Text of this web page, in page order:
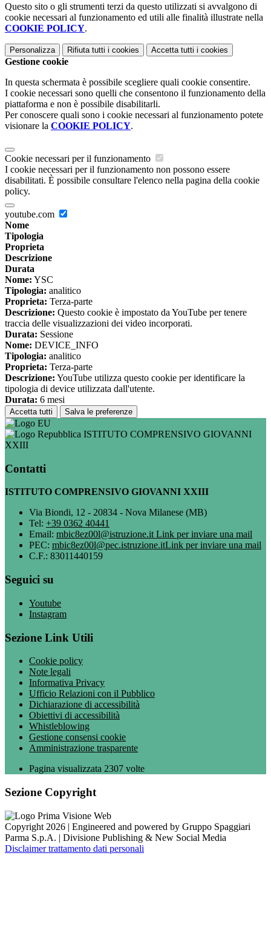
Questo sito o gli strumenti terzi da questo utilizzati si avvalgono di
cookie necessari al funzionamento ed utili alle finalità illustrate nella
COOKIE POLICY.
Personalizza Rifiuta tutti i cookies Accetta tutti i cookies
Gestione cookie
In questa schermata è possibile scegliere quali cookie consentire.
I cookie necessari sono quelli che consentono il funzionamento della
piattaforma e non è possibile disabilitarli.
Per conoscere quali sono i cookie necessari al funzionamento potete
visionare la COOKIE POLICY.
Cookie necessari per il funzionamento
I cookie necessari per il funzionamento non possono essere
disabilitati. È possibile consultare l'elenco nella pagina della cookie
policy.
youtube.com
Nome
Tipologia
Proprieta
Descrizione
Durata
Nome: YSC
Tipologia: analitico
Proprieta: Terza-parte
Descrizione: Questo cookie è impostato da YouTube per tenere
traccia delle visualizzazioni dei video incorporati.
Durata: Sessione
Nome: DEVICE_INFO
Tipologia: analitico
Proprieta: Terza-parte
Descrizione: YouTube utilizza questo cookie per identificare la
tipologia di device utilizzata dall'utente.
Durata: 6 mesi
Accetta tutti Salva le preferenze
ISTITUTO COMPRENSIVO GIOVANNI
XXIII
Contatti
ISTITUTO COMPRENSIVO GIOVANNI XXIII
Via Biondi, 12 - 20834 - Nova Milanese (MB)
Tel: +39 0362 40441
Email: mbic8ez00l@istruzione.it Link per inviare una mail
PEC: mbic8ez00l@pec.istruzione.itLink per inviare una mail
C.F.: 83011440159
Seguici su
Youtube
Instagram
Sezione Link Utili
Cookie policy
Note legali
Informativa Privacy
Ufficio Relazioni con il Pubblico
Dichiarazione di accessibilità
Obiettivi di accessibilità
Whistleblowing
Gestione consensi cookie
Amministrazione trasparente
Pagina visualizzata 2307 volte
Sezione Copyright
Copyright 2026 | Engineered and powered by Gruppo Spaggiari
Parma S.p.A. | Divisione Publishing & New Social Media
Disclaimer trattamento dati personali